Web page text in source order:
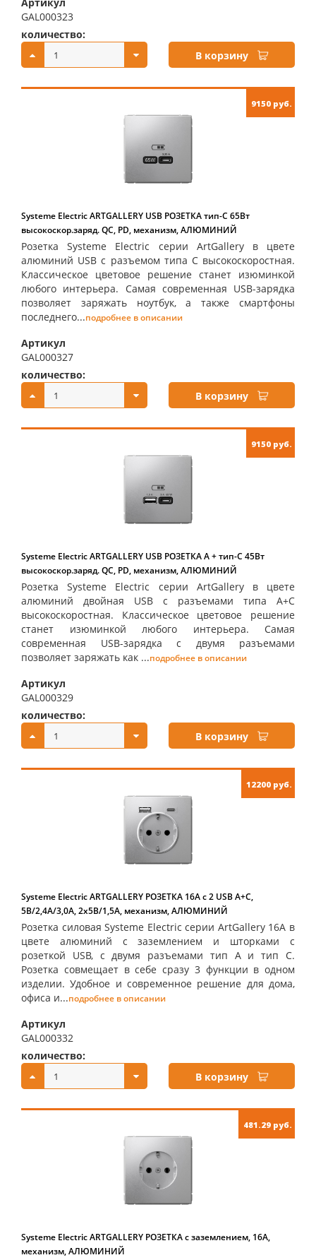
GAL000323
количество:
В корзину
9150 руб.
Systeme Electric ARTGALLERY USB РОЗЕТКА тип-С 65Вт
высокоскор.заряд. QC, PD, механизм, АЛЮМИНИЙ
Розетка Systeme Electric серии ArtGallery в цвете
алюминий USB с разъемом типа C высокоскоростная.
Классическое цветовое решение станет изюминкой
любого интерьера. Самая современная USB-зарядка
позволяет заряжать ноутбук, а также смартфоны
последнего...подробнее в описании
Артикул
GAL000327
количество:
В корзину
9150 руб.
Systeme Electric ARTGALLERY USB РОЗЕТКА A + тип-C 45Вт
высокоскор.заряд. QC, PD, механизм, АЛЮМИНИЙ
Розетка Systeme Electric серии ArtGallery в цвете
алюминий двойная USB с разъемами типа A+C
высокоскоростная. Классическое цветовое решение
станет изюминкой любого интерьера. Самая
современная USB-зарядка с двумя разъемами
позволяет заряжать как ...подробнее в описании
Артикул
GAL000329
количество:
В корзину
12200 руб.
Systeme Electric ARTGALLERY РОЗЕТКА 16А с 2 USB A+C,
5В/2,4А/3,0А, 2х5В/1,5А, механизм, АЛЮМИНИЙ
Розетка силовая Systeme Electric серии ArtGallery 16А в
цвете алюминий с заземлением и шторками с
розеткой USB, с двумя разъемами тип А и тип С.
Розетка совмещает в себе сразу 3 функции в одном
изделии. Удобное и современное решение для дома,
офиса и...подробнее в описании
Артикул
GAL000332
количество:
В корзину
481.29 руб.
Systeme Electric ARTGALLERY РОЗЕТКА с заземлением, 16А,
механизм, АЛЮМИНИЙ